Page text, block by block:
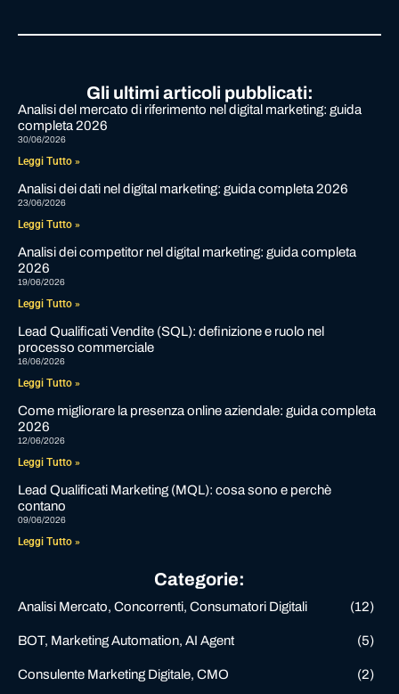
Gli ultimi articoli pubblicati:
Analisi del mercato di riferimento nel digital marketing: guida
completa 2026
30/06/2026
Leggi Tutto »
Analisi dei dati nel digital marketing: guida completa 2026
23/06/2026
Leggi Tutto »
Analisi dei competitor nel digital marketing: guida completa
2026
19/06/2026
Leggi Tutto »
Lead Qualificati Vendite (SQL): definizione e ruolo nel
processo commerciale
16/06/2026
Leggi Tutto »
Come migliorare la presenza online aziendale: guida completa
2026
12/06/2026
Leggi Tutto »
Lead Qualificati Marketing (MQL): cosa sono e perchè
contano
09/06/2026
Leggi Tutto »
Categorie:
Analisi Mercato, Concorrenti, Consumatori Digitali (12)
BOT, Marketing Automation, AI Agent (5)
Consulente Marketing Digitale, CMO (2)